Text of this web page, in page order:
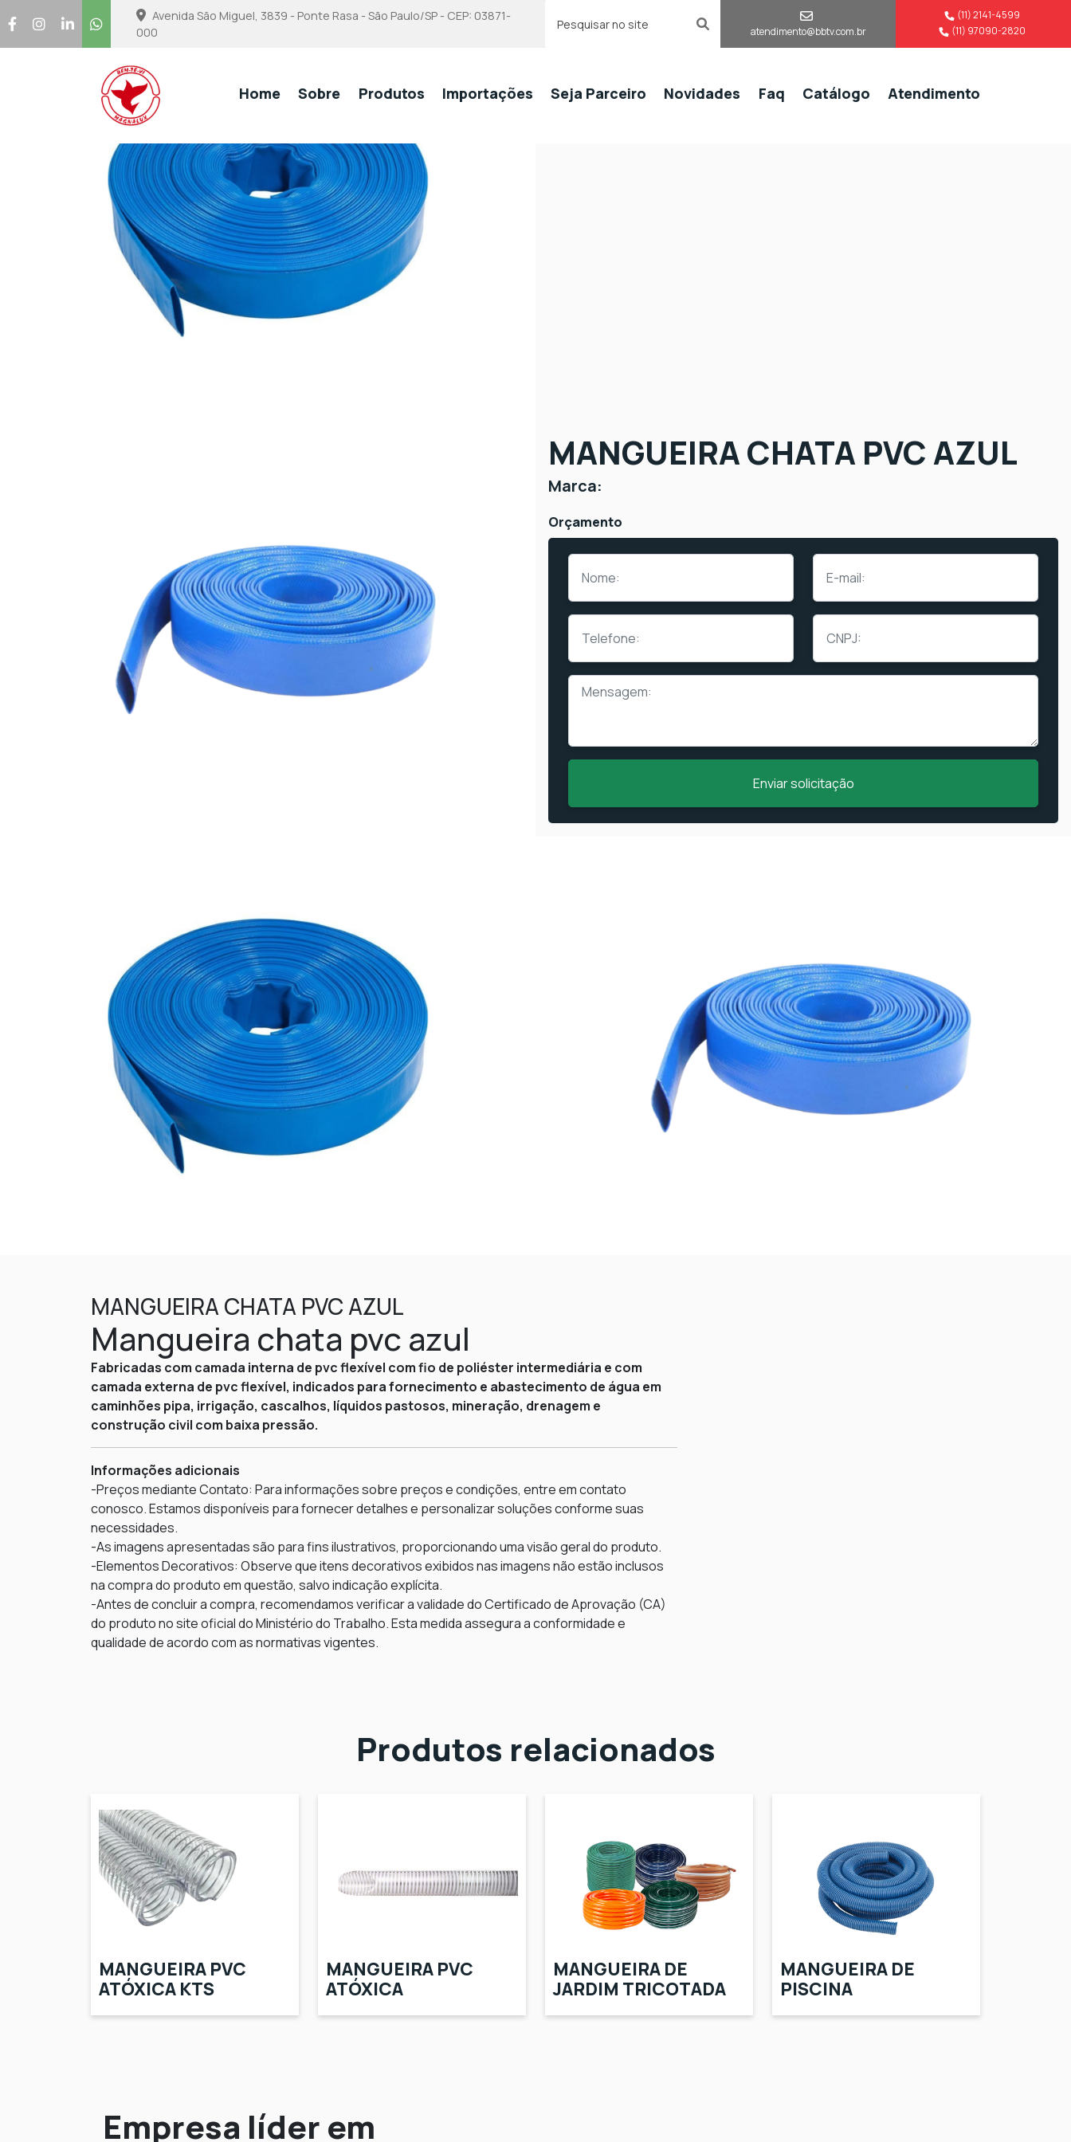
Avenida São Miguel, 3839 - Ponte Rasa - São Paulo/SP - CEP: 03871-
000
atendimento@bbtv.com.br
(11) 2141-4599
(11) 97090-2820
Home Sobre Produtos Importações Seja Parceiro Novidades Faq Catálogo Atendimento
MANGUEIRA CHATA PVC AZUL
Marca:
Orçamento
MANGUEIRA CHATA PVC AZUL
Mangueira chata pvc azul
Fabricadas com camada interna de pvc flexível com fio de poliéster intermediária e com
camada externa de pvc flexível, indicados para fornecimento e abastecimento de água em
caminhões pipa, irrigação, cascalhos, líquidos pastosos, mineração, drenagem e
construção civil com baixa pressão.
Informações adicionais
-Preços mediante Contato: Para informações sobre preços e condições, entre em contato
conosco. Estamos disponíveis para fornecer detalhes e personalizar soluções conforme suas
necessidades.
-As imagens apresentadas são para fins ilustrativos, proporcionando uma visão geral do produto.
-Elementos Decorativos: Observe que itens decorativos exibidos nas imagens não estão inclusos
na compra do produto em questão, salvo indicação explícita.
-Antes de concluir a compra, recomendamos verificar a validade do Certificado de Aprovação (CA)
do produto no site oficial do Ministério do Trabalho. Esta medida assegura a conformidade e
qualidade de acordo com as normativas vigentes.
Produtos relacionados
MANGUEIRA PVC
ATÓXICA KTS
MANGUEIRA PVC
ATÓXICA
MANGUEIRA DE
JARDIM TRICOTADA
MANGUEIRA DE
PISCINA
Empresa líder em